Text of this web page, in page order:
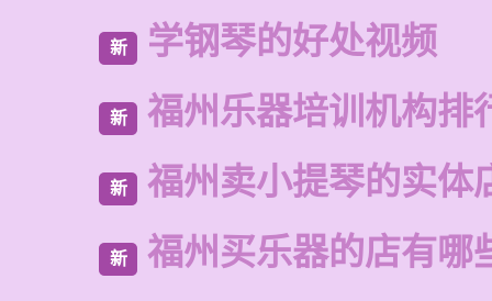
新 学钢琴的好处视频
新 福州乐器培训机构排
新 福州卖小提琴的实体
新 福州买乐器的店有哪